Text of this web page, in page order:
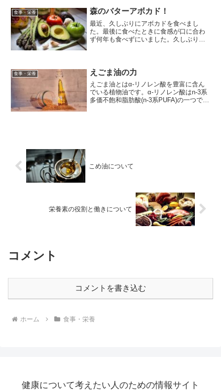
たり約9k...
食事・栄養 森のバターアボカド！
最近、久しぶりにアボカドを食べまし
た。最後に食べたときに食感が口に合わ
ず何年も食べずにいました。久しぶりに
ドの栄養素についてまとめて...
食事・栄養 えごま油の力
えごま油とはα-リノレン酸を豊富に含ん
でいる植物油です。α-リノレン酸はn-3系
多価不飽和脂肪酸(n-3系PUFA)の一つで
こめ油について
栄養素の役割と働きについて
コメント
コメントを書き込む
ホーム 食事・栄養
健康について考えたい人のための情報サイト